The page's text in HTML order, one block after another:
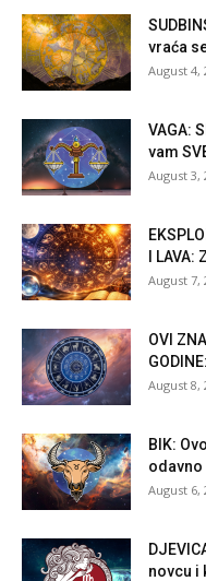
vraća
August 4,
VAGA:
vam
August 3,
I
August 7,
OVI
August 8,
BIK:
August 6,
novcu i